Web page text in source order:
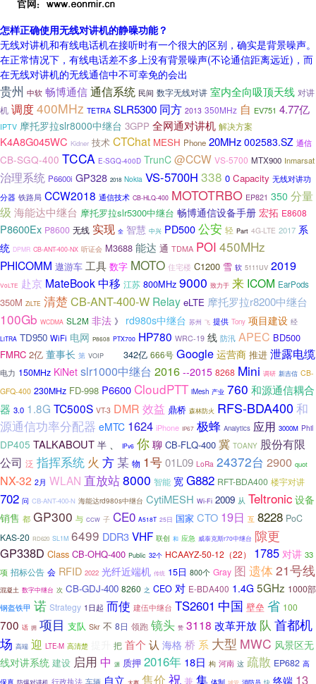
怎样正确使用无线对讲机的静噪功能？
无线对讲机和有线电话机在接听时有一个很大的区别，确实是背景噪声。
在正常情况下，有线电话差不多上没有背景噪声(不论通信距离远近)，而
在无线对讲机的无线通信中不可幸免的会出
贵州 中软 畅博通信通信系统 民间 数字无线对讲 室内全向吸顶天线 对讲
机 调度400MHz TETRA SLR5300 同方 2013 350MHz 自 EV751 4.77亿
IPTV 摩托罗拉slr8000中继台 3GPP 全网通对讲机 解决方案
K4A8G045WC Kidner 技术 CTChat MESH Phone 20MHz 002583.SZ 通信
CB-SGQ-400 TCCA E-SGQ-400D TrunC @CCW VS-5700 MTX900 Inmarsat
治理系统 P6600i GP328 2018 Nokia VS-5700H 338 0 Capacity 无线对讲功
分器 铁路局 CCW2018 通信技术 CB-HLQ-400 MOTOTRBO EP821 350 分量
级 海能达中继台 摩托罗拉slr5300中继台 畅博通信设备手册 宏拓 E8608
P8600Ex P8600 无线 实现 全 智慧 中兴 PD500 公安 轻 Part 4G-LTE 2017 系
统 DPMR CB-ANT-400-NX 听证会 M3688 能达 通 TDMA POI 450MHz
PHICOMM 遨游车 工具 数字 MOTO 住宅楼 C1200 雪 软 5111UV 2019
VoLTE 赴京 MateBook 中移 江苏 800MHz 9000 致力于 来 ICOM EarPods
350M ZiLTE 清楚 CB-ANT-400-W Relay eLTE 摩托罗拉r8200中继台
100Gb WCDMA SL2M 非法 》 rd980s中继台 苏州 飞 提供 Tony 项目建设 经
LiTRA TD950 WiFi 电网 P8608 PTX700 HP780 WRC-19 线 防汛 APEC BD500
FMRC 2亿 董事长 第 VOIP 342亿 666号 Google 运营商 推进 泄露电缆
电力 150MHz KiNet slr1000中继台 2016 --2015 8268 Mini 调研 新吉信 CB-
GFQ-400 230MHz FD-998 P6600CloudPTT iMesh 产业 760 和源通信耦合
器 3.0 1.8G TC500S VT-3 DMR 效益 鼎桥 森林防火 RFS-BDA400 和
源通信功率分配器 eMTC 1624 iPhone IP67 极蜂 Analytics 应用 3000M Phil
DP405 TALKABOUT 半 IPv6 你聊 CB-FLQ-400 冀 TOANY 股份有限
公司 泛 指挥系统 火 方某 物 1号01L09 LoRa 24372台 2900 quot
NX-32 2月 WLAN 直放站8000 智能 宽 G882 RFT-BDA400 楼宇对讲
702 问 CB-ANT-400-N 海能达rd980s中继台 CytiMESH Wi-Fi 2009 从 Teltronic 设备
销售 都 GP300 与 CCW 子 CE0 A518T 25日 国家 CTO 19日 互 8228 PoC
KAS-20 RD620 SL1M 6499 DDR3VHF 联创 和 应急 威泰克斯r70中继台 隙更
GP338D Class CB-OHQ-400 Public 32个 HCAAYZ-50-12（22） 1785 对讲 33
项 招标公告 会 RFID 2022 光纤近端机 传统 15日 800个 Gray 图 遗体21号线
混凝土 数字中继台 次 CB-GDJ-400 8260 之 CEO 对 E-BDA400 1.4G 5GHz 1000部
钢盔铁甲 诺 Strategy 1日起 而使 建伍中继台 TS2601 中国 壁垒 省 100
700 话 拥 项目 支队 Skr 不 8日 领跑 镜头 赞 3118 改革开放 队 首都机
场 高端 迎 LTE-M 高清楚 把 首个 认 海格 桥 系 大型 MWC 风景区无
线对讲系统 建设 启用 中 源 质押 2016年 18日 构 河南 这 疏散 EP682 高
保真 防爆对讲机 行政执法 车辆 自立 大赛 售价 祝 兼 集 体制 城管 消防员 快 终端 13